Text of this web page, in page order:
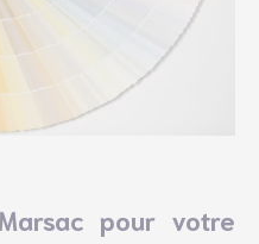
pour votre